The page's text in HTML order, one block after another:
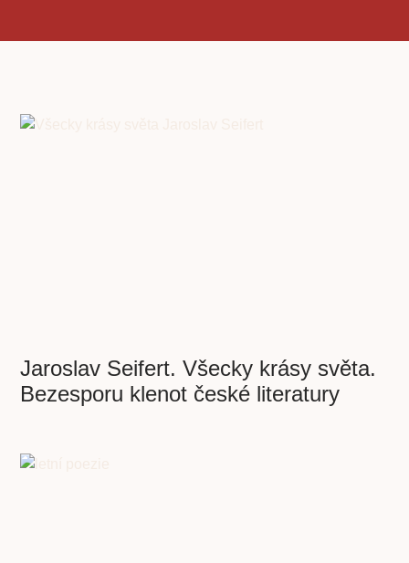
Jaroslav Seifert. Všecky krásy světa.
Bezesporu klenot české literatury